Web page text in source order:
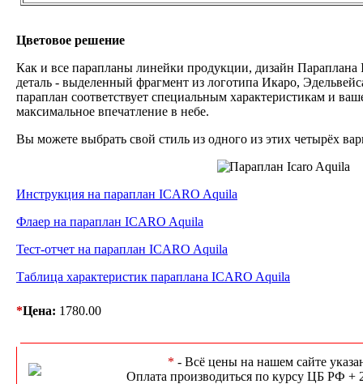
Цветовое решение
Как и все парапланы линейки продукции, дизайн
деталь - выделенный фрагмент из логотипа Икаро,
параплан соответствует специальным характеристикам и
максимальное впечатление в небе.
Вы можете выбрать свой стиль из одного из этих четырёх
Инструкция на параплан ICARO Aquila
Флаер на параплан ICARO Aquila
Тест-отчет на параплан ICARO Aquila
Таблица характеристик параплана ICARO Aquila
*Цена: 1780.00
* - Всё цены на нашем сайте
Оплата производиться по курсу ЦБ РФ +